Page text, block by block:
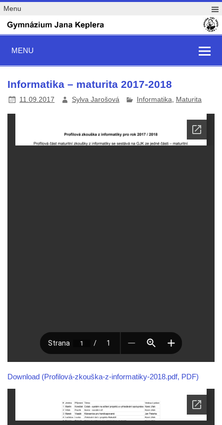
Menu
MENU
Informatika – maturita 2017-2018
11.09.2017 Sylva Jarošová Informatika Maturita
Download (Profilová-zkouška-z-informatiky-2018.pdf, PDF)